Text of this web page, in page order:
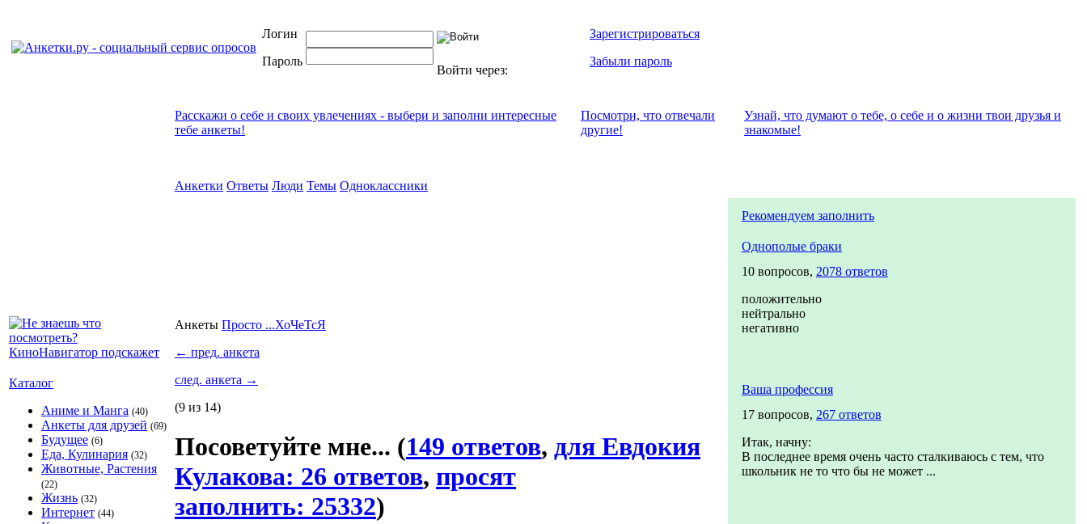
Логин
Пароль
Войти через:
Зарегистрироваться
Забыли пароль
Каталог
Аниме и Манга (40)
Анкеты для друзей (69)
Будущее (6)
Еда, Кулинария (32)
Животные, Растения
(22)
Жизнь (32)
Интернет (44)
Расскажи о себе и своих увлечениях - выбери и заполни интересные
тебе анкеты!
Посмотри, что отвeчали
другие!
Узнай, что думают о тебе, о себе и о жизни твои друзья и
знакомые!
Анкетки Ответы Люди Темы Одноклассники
Анкеты Просто ...ХоЧеТсЯ
← пред. анкета
след. анкета →
(9 из 14)
Посоветуйте мне... (149 ответов, для Евдокия
Кулакова: 26 ответов, просят
заполнить: 25332)
Рекомендуем заполнить
Однополые браки
10 вопросов, 2078 ответов
положительно
нейтрально
негативно
Ваша профессия
17 вопросов, 267 ответов
Итак, начну:
В последнее время очень часто сталкиваюсь с тем, что
школьник не то что бы не может ...